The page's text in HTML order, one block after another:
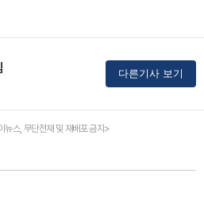
다른기사 보기
스, 무단전재 및 재배포 금지>